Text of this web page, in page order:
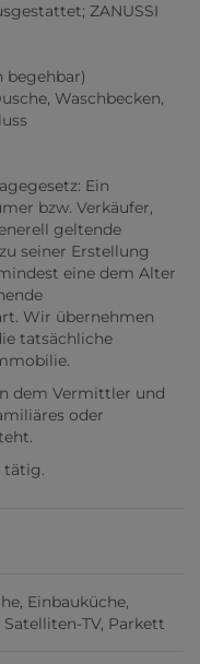
ZANUSSI
begehbar)
Waschbecken,
Ein
bzw. Verkäufer,
geltende
seiner Erstellung
eine dem Alter
Wir übernehmen
tatsächliche
dem Vermittler und
oder
tätig.
Einbauküche
Satelliten-TV Parkett